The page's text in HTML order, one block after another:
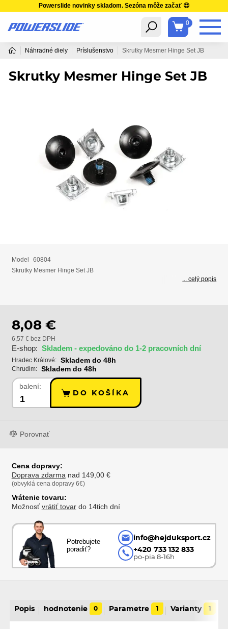
Powerslide novinky skladom. Sezóna môže začať 😍
0
Náhradné diely Príslušenstvo Skrutky Mesmer Hinge Set JB
Skrutky Mesmer Hinge Set JB
Model
60804
Skrutky Mesmer Hinge Set JB
... celý popis
8,08 €
6,57 € bez DPH
E-shop: Skladem - expedováno do 1-2 pracovních dní
Hradec Králové: Skladem do 48h
Chrudim: Skladem do 48h
balení:
DO KOŠÍKA
Porovnať
Cena dopravy:
Doprava zdarma nad 149,00 €
(obvyklá cena dopravy 6€)
Vrátenie tovaru:
Možnosťvrátiť tovardo 14tich dní
Potrebujete
poradiť?
info@hejduksport.cz
+420 733 132 833
po-pia 8-16h
Popis hodnotenie 0 Parametre 1 Varianty 1